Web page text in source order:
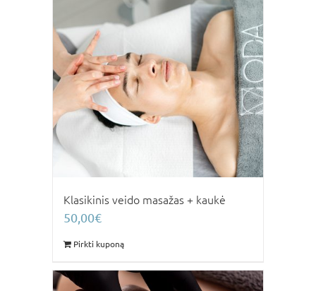
Klasikinis veido masažas + kaukė
50,00€
Pirkti kuponą